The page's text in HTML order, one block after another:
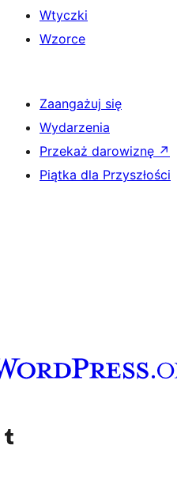
Wtyczki
Wzorce
Zaangażuj się
Wydarzenia
Przekaż darowiznę ↗
Piątka dla Przyszłości
kanał YouTube
Odwiedź naszego Tumblra